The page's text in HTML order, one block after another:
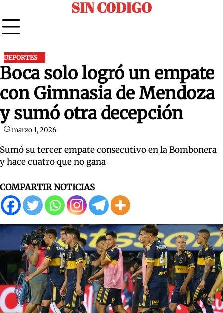
to
content
SIN CODIGO
DEPORTES
Boca solo logró un empate
con Gimnasia de Mendoza
y sumó otra decepción
marzo 1, 2026
Sumó su tercer empate consecutivo en la Bombonera
y hace cuatro que no gana
COMPARTIR NOTICIAS